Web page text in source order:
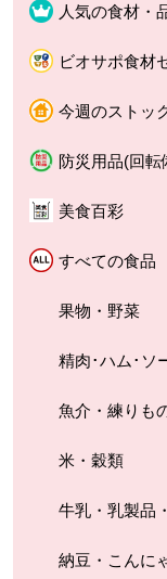
人気の食材・
ビオサポ食材
今週のストッ
防災用品(回転
美食百彩
すべての食品
果物・野菜
精肉･ハム･ソ
魚介・練りも
米・穀類
牛乳・乳製品
納豆・こんに